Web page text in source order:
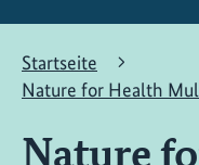
Gebärdensprache
leichte
Startseite
Nature for Health
Nature